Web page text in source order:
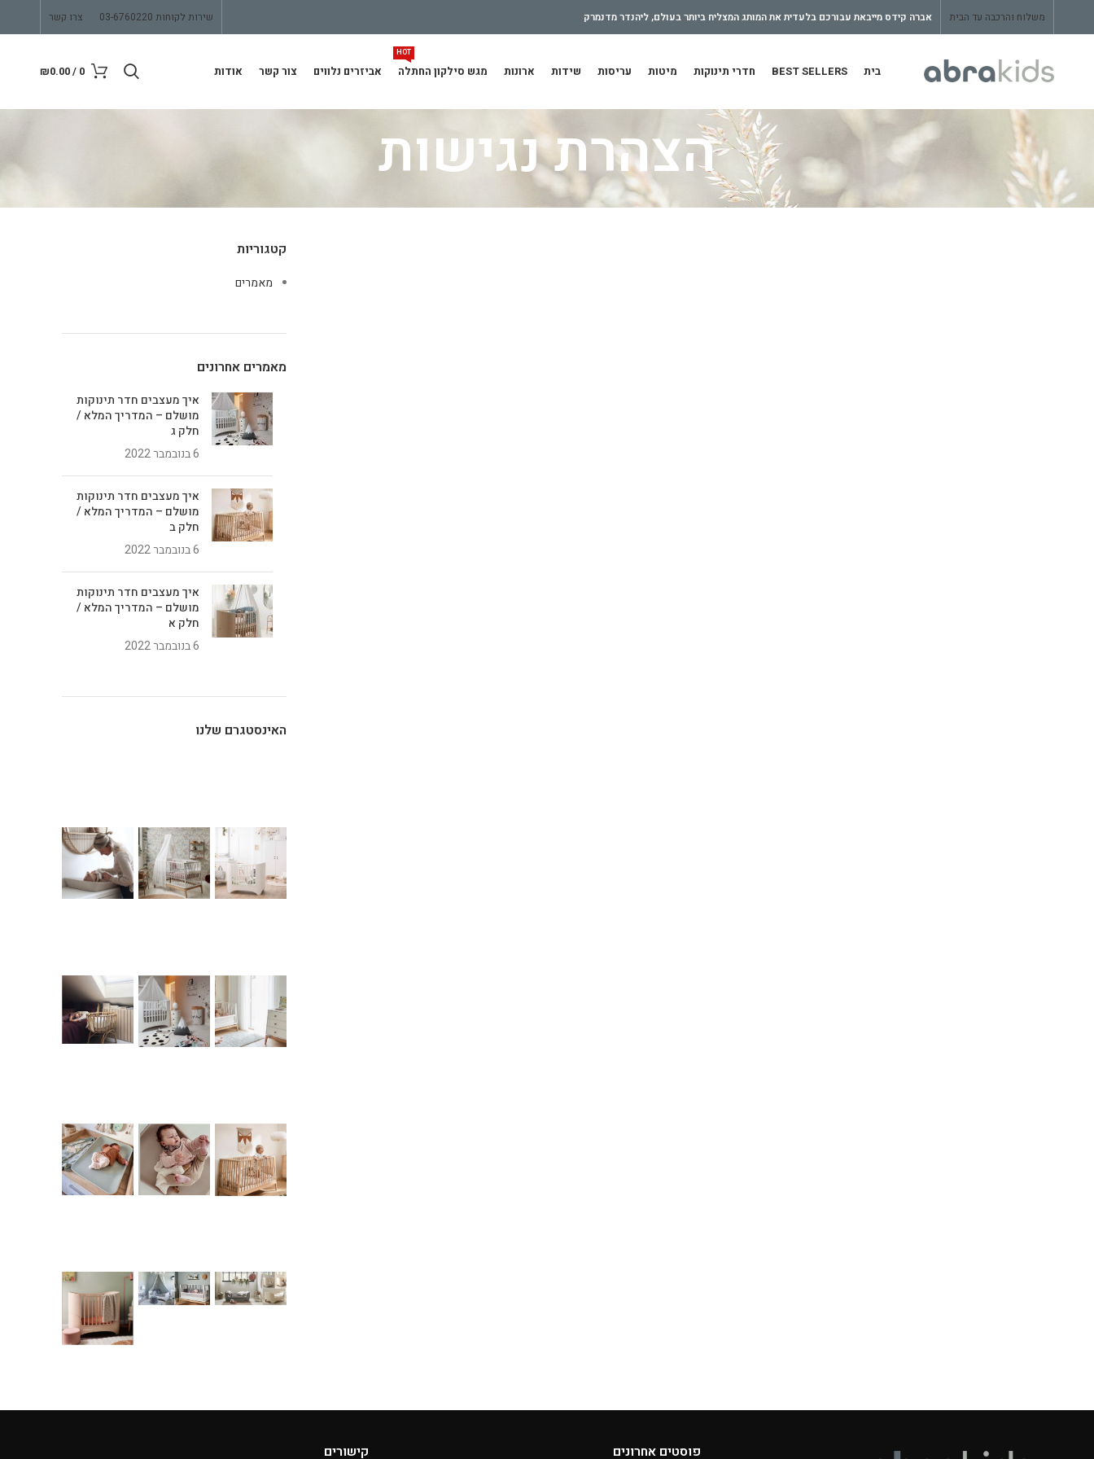
משלוח והרכבה עד הבית אברה קידס מייבאת עבורכם בלעדית את המותג המצליח ביותר בעולם, ליהנדר מדנמרק שירות לקוחות 03-6760220 צרו קשר
בית BEST SELLERS חדרי תינוקות מיטות עריסות שידות ארונות מגש סילקון החתלה
HOT
אביזרים נלווים צור קשר אודות 0
/
₪0.00
הצהרת נגישות
קטגוריות
מאמרים
מאמרים אחרונים
איך מעצבים חדר תינוקות
מושלם – המדריך המלא /
חלק ג
6 בנובמבר 2022
איך מעצבים חדר תינוקות
מושלם – המדריך המלא /
חלק ב
6 בנובמבר 2022
איך מעצבים חדר תינוקות
מושלם – המדריך המלא /
חלק א
6 בנובמבר 2022
האינסטגרם שלנו
פוסטים אחרונים קישורים